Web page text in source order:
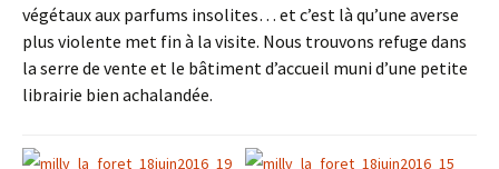
végétaux aux parfums insolites… et c’est là qu’une averse
plus violente met fin à la visite. Nous trouvons refuge dans
la serre de vente et le bâtiment d’accueil muni d’une petite
librairie bien achalandée.